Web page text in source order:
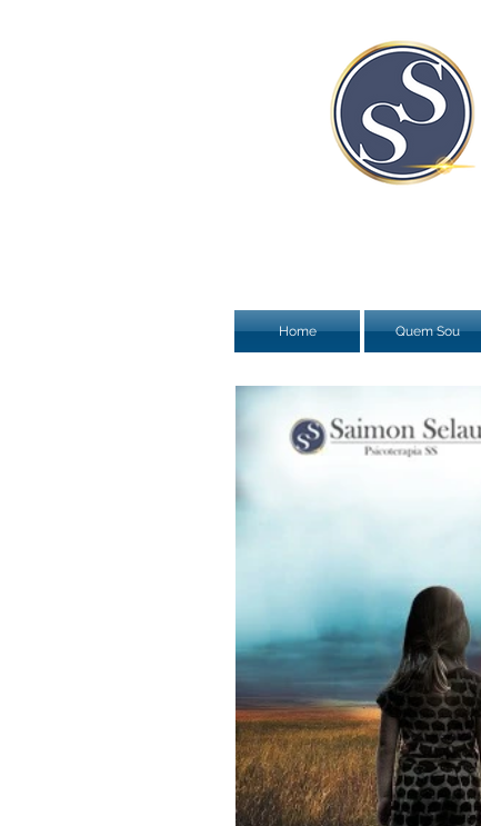
Home Quem Sou